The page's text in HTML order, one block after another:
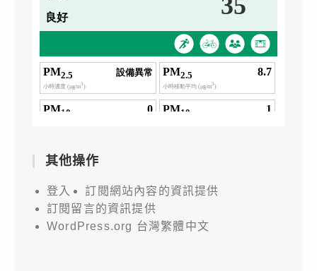
其他操作
登入
訂閱網站內容的資訊提供
訂閱留言的資訊提供
WordPress.org 台灣繁體中文